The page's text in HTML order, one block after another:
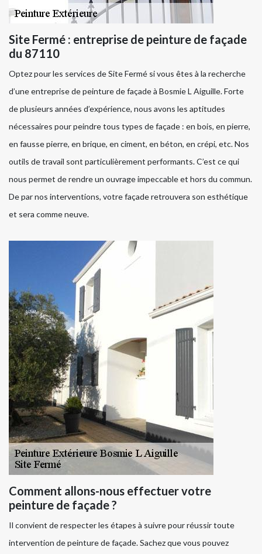
Site Fermé : entreprise de peinture de façade
du 87110
Optez pour les services de Site Fermé si vous êtes à la recherche
d’une entreprise de peinture de façade à Bosmie L Aiguille. Forte
de plusieurs années d’expérience, nous avons les aptitudes
nécessaires pour peindre tous types de façade : en bois, en pierre,
en fausse pierre, en brique, en ciment, en béton, en crépi, etc. Nos
outils de travail sont particulièrement performants. C’est ce qui
nous permet de rendre un ouvrage impeccable et hors du commun.
De par nos interventions, votre façade retrouvera son esthétique
et sera comme neuve.
Comment allons-nous effectuer votre
peinture de façade ?
Il convient de respecter les étapes à suivre pour réussir toute
intervention de peinture de façade. Sachez que vous pouvez